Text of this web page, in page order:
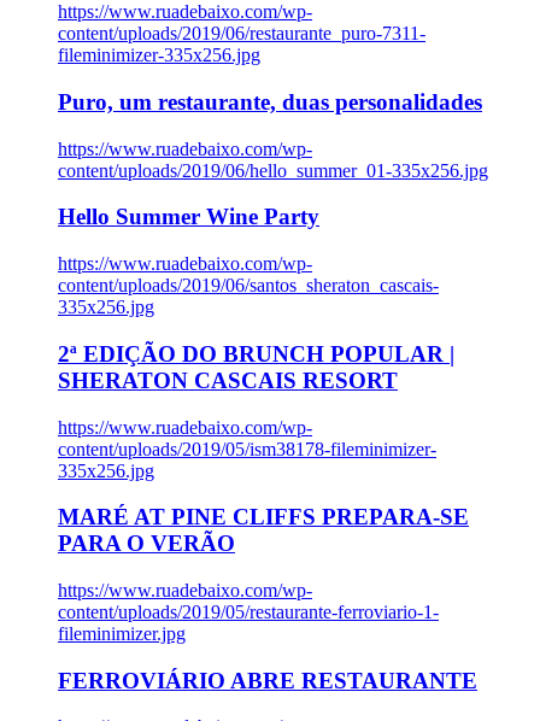
https://www.ruadebaixo.com/wp-
content/uploads/2019/06/restaurante_puro-7311-
fileminimizer-335x256.jpg
Puro, um restaurante, duas personalidades
https://www.ruadebaixo.com/wp-
content/uploads/2019/06/hello_summer_01-335x256.jpg
Hello Summer Wine Party
https://www.ruadebaixo.com/wp-
content/uploads/2019/06/santos_sheraton_cascais-
335x256.jpg
2ª EDIÇÃO DO BRUNCH POPULAR |
SHERATON CASCAIS RESORT
https://www.ruadebaixo.com/wp-
content/uploads/2019/05/ism38178-fileminimizer-
335x256.jpg
MARÉ AT PINE CLIFFS PREPARA-SE
PARA O VERÃO
https://www.ruadebaixo.com/wp-
content/uploads/2019/05/restaurante-ferroviario-1-
fileminimizer.jpg
FERROVIÁRIO ABRE RESTAURANTE